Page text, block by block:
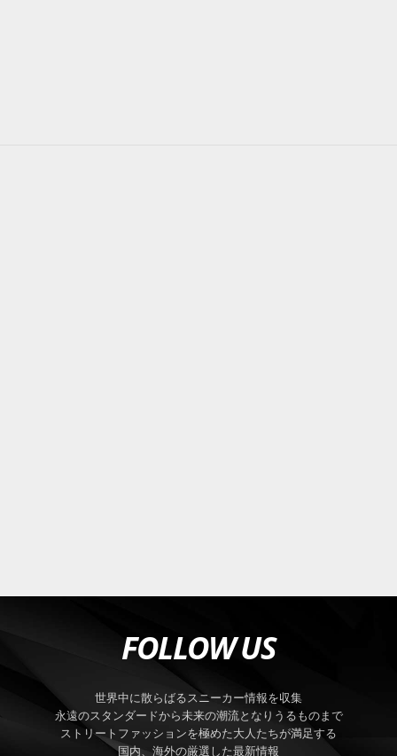
FOLLOW US
世界中に散らばるスニーカー情報を収集
永遠のスタンダードから未来の潮流となりうるものまで
ストリートファッションを極めた大人たちが満足する
国内、海外の厳選した最新情報